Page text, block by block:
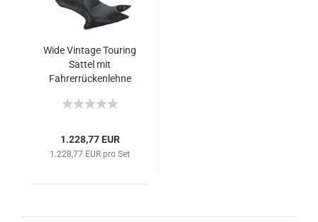
Wide Vintage Touring
Sattel mit
Fahrerrückenlehne
Beifahrerrückenlehne
1.228,77 EUR
1.228,77 EUR pro Set